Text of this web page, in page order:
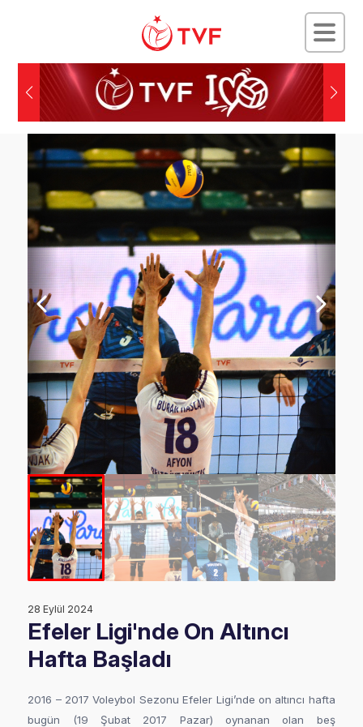
28 Eylül 2024
Efeler Ligi'nde On Altıncı
Hafta Başladı
2016 – 2017 Voleybol Sezonu Efeler Ligi’nde on altıncı hafta
bugün (19 Şubat 2017 Pazar) oynanan olan beş